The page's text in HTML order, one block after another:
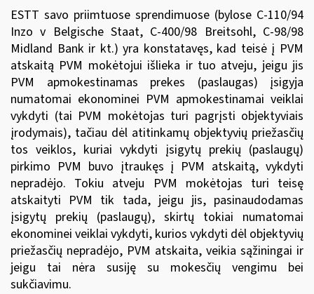
ESTT savo priimtuose sprendimuose (bylose C-110/94
Inzo v Belgische Staat, C-400/98 Breitsohl, C-98/98
Midland Bank ir kt.) yra konstatavęs, kad teisė į PVM
atskaitą PVM mokėtojui išlieka ir tuo atveju, jeigu jis
PVM apmokestinamas prekes (paslaugas) įsigyja
numatomai ekonominei PVM apmokestinamai veiklai
vykdyti (tai PVM mokėtojas turi pagrįsti objektyviais
įrodymais), tačiau dėl atitinkamų objektyvių priežasčių
tos veiklos, kuriai vykdyti įsigytų prekių (paslaugų)
pirkimo PVM buvo įtraukęs į PVM atskaitą, vykdyti
nepradėjo. Tokiu atveju PVM mokėtojas turi teisę
atskaityti PVM tik tada, jeigu jis, pasinaudodamas
įsigytų prekių (paslaugų), skirtų tokiai numatomai
ekonominei veiklai vykdyti, kurios vykdyti dėl objektyvių
priežasčių nepradėjo, PVM atskaita, veikia sąžiningai ir
jeigu tai nėra susiję su mokesčių vengimu bei
sukčiavimu.